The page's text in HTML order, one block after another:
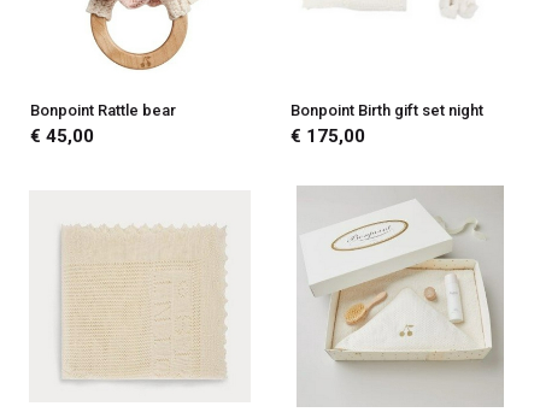
Bonpoint Rattle bear
€ 45,00
Bonpoint Birth gift set night
€ 175,00